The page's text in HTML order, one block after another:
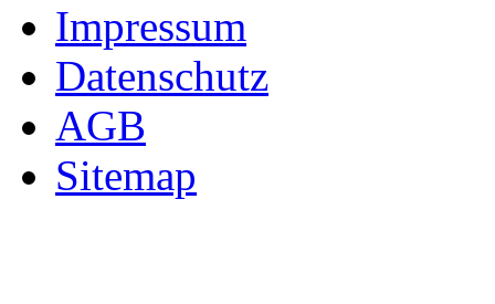
Impressum
Datenschutz
AGB
Sitemap